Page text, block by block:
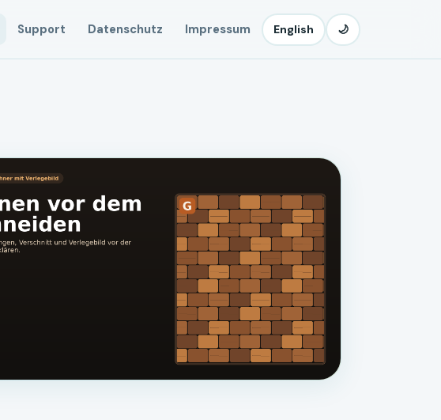
Support Datenschutz Impressum English 🌙